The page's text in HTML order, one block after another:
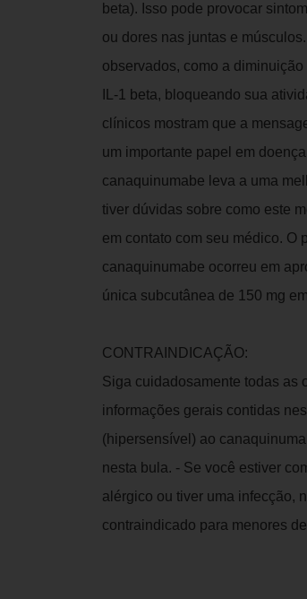
beta). Isso pode provocar
ou dores nas juntas e
observados, como a
IL-1 beta, bloqueando sua
clínicos mostram que a
um importante papel em
canaquinumabe leva a uma
tiver dúvidas sobre como este
em contato com seu médico. O
canaquinumabe ocorreu em
única subcutânea de 150 mg
CONTRAINDICAÇÃO:
Siga cuidadosamente todas as
informações gerais contidas
(hipersensível) ao
nesta bula. - Se você estiver
alérgico ou tiver uma infecção,
contraindicado para menores